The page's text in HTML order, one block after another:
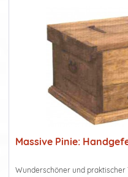
Massive Pinie:
Wunderschöner und praktischer